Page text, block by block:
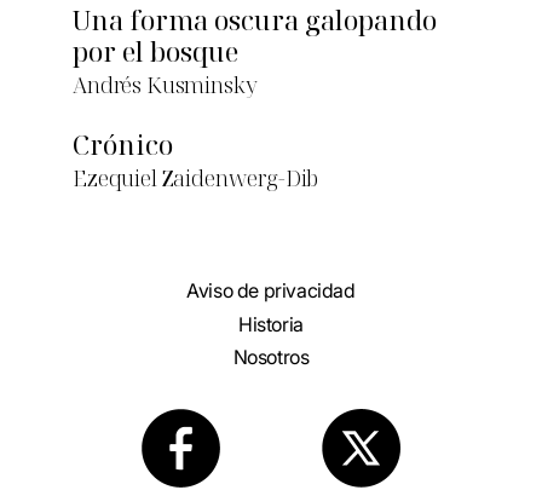
Una forma oscura galopando
por el bosque
Andrés Kusminsky
Crónico
Ezequiel Zaidenwerg-Dib
Aviso de privacidad
Historia
Nosotros